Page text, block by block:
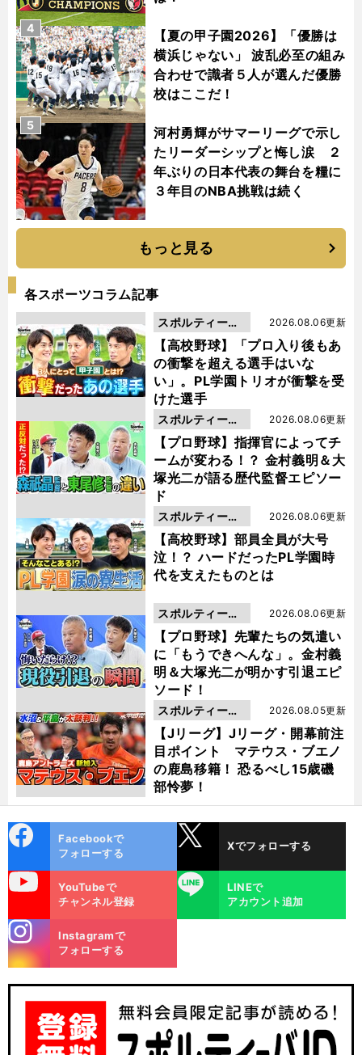
【夏の甲子園2026】「優勝は
横浜じゃない」 波乱必至の組み
合わせで識者５人が選んだ優勝
校はここだ！
4
河村勇輝がサマーリーグで示し
たリーダーシップと悔し涙 ２
年ぶりの日本代表の舞台を糧に
３年目のNBA挑戦は続く
5
もっと見る
各スポーツコラム記事
【高校野球】「プロ入り後もあ
の衝撃を超える選手はいな
い」。PL学園トリオが衝撃を受
けた選手
2026.08.06更新
スポルティーバ
動画
【プロ野球】指揮官によってチ
ームが変わる！？ 金村義明＆大
塚光二が語る歴代監督エピソー
ド
2026.08.06更新
スポルティーバ
動画
【高校野球】部員全員が大号
泣！？ ハードだったPL学園時
代を支えたものとは
2026.08.06更新
スポルティーバ
動画
【プロ野球】先輩たちの気遣い
に「もうできへんな」。金村義
明＆大塚光二が明かす引退エピ
ソード！
2026.08.06更新
スポルティーバ
動画
【Jリーグ】Jリーグ・開幕前注
目ポイント マテウス・ブエノ
の鹿島移籍！ 恐るべし15歳磯
部怜夢！
2026.08.05更新
スポルティーバ
動画
ok
Facebookで
フォローする
Xでフォローする
YouTubeで
チャンネル登録
LINE
LINEで
アカウント追加
m
Instagramで
フォローする